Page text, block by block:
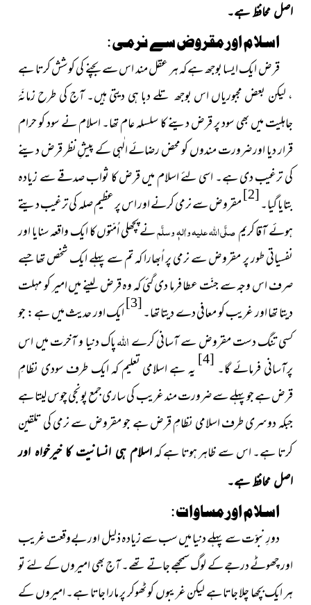
اصل محافظ ہے۔
اسلام اور مقروض سے نرمی :
قرض ایک ایسا بوجھ ہے کہ ہر عقل مند اس سے بچنے کی کوشش کرتا ہے
، لیکن بعض مجبوریاں اس بوجھ تلے دبا ہی دیتی ہیں۔ آج کی طرح زمانَۂ
جاہلیت میں بھی سود پر قرض دینے کا سلسلہ عام تھا۔ اسلام نے سود کو حرام
قرار دیا اورضرورت مندوں کو محض رضائے الٰہی کے پیشِ نظر قرض دینے
کی ترغیب دی ہے۔ اسی لئے اسلام میں قرض کا ثواب صدقے سے زیادہ
بتایا گیا۔[2]مقروض سے نرمی کرنے اور اس پر عظیم صلہ کی ترغیب دیتے
ہوئے آقا کریمصلَّی اللہ علیہ واٰلہٖ وسلَّمنے پچھلی اُمّتوں کا ایک واقعہ سنایا اور
نفسیاتی طور پر مقروض سے نرمی پر اُبھارا کہتم سے پہلے ایک شخص تھا جسے
صرف اس وجہ سے جنّت عطا فرما دی گئی کہ وہ قرض لینے میں امیر کو مہلت
دیتا تھا اور غریب کو معافی دے دیتا تھا۔[3]ایک اور حدیث میں ہے : جو
کسی تنگ دست مقروض سے آسانی کرےاللہپاکدنیا و آخرت میں اس
پرآسانی فرمائے گا۔ [4] یہ ہے اسلامی تعلیم کہ ایک طرف سودی نظامِ
قرض ہے جو پہلے سے ضرورت مند غریب کی ساری جمع پونجی چوس لیتا ہے
جبکہ دوسری طرفاسلامی نظامِ قرض ہے جو مقروض سے نرمی کی تلقین
کرتا ہے۔ اس سے ظاہر ہوتا ہے کہاسلام ہی انسانیت کا خیرخواہ اور
اصل محافظ ہے۔
اسلام اور مساوات :
دورِ نبوّت سے پہلے دنیا میں سب سے زیادہ ذلیل اور بےوقعت غریب
اور چھوٹے درجے کے لوگ سمجھے جاتے تھے۔ آج بھی امیروں کے لئے تو
ہر ایک بچھا چلا جاتا ہے لیکن غریبوں کو ٹھوکر پر مارا جاتا ہے۔ امیروں کے